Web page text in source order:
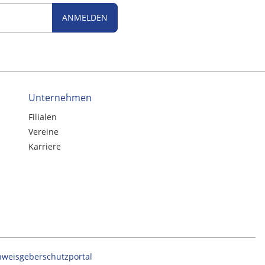
ANMELDEN
Unternehmen
Filialen
Vereine
Karriere